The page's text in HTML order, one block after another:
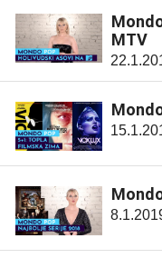
MTV